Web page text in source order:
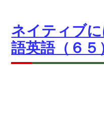
ネイティブ
語英語（６